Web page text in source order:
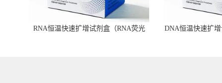
RNA恒温快速扩增试剂盒（RNA荧光
DNA恒温快速扩